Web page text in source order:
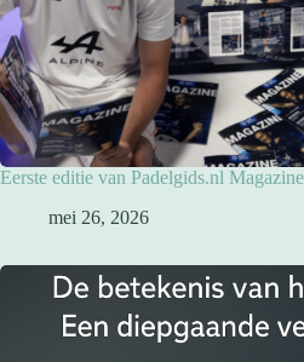
Eerste editie van Padelgids.nl
mei 26, 2026